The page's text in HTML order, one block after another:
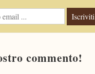
Iscriviti
commento!